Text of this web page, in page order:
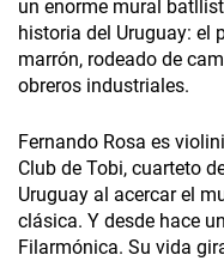
un enorme mural
historia del Uruguay: el
marrón, rodeado de
obreros industriales.
Fernando Rosa es
Club de Tobi, cuarteto
Uruguay al acercar el
clásica. Y desde hace
Filarmónica. Su vida